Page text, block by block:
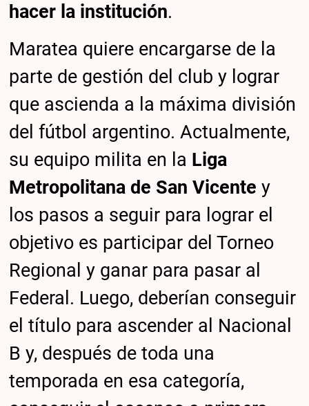
hacer la institución.
Maratea quiere encargarse de la
parte de gestión del club y lograr
que ascienda a la máxima división
del fútbol argentino. Actualmente,
su equipo milita en la Liga
Metropolitana de San Vicentey
los pasos a seguir para lograr el
objetivo es participar del Torneo
Regional y ganar para pasar al
Federal. Luego, deberían conseguir
el título para ascender al Nacional
B y, después de toda una
temporada en esa categoría,